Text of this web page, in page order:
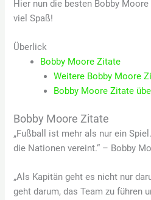
Hier nun die besten Bobby
viel Spaß!
Überlick
Bobby Moore Zitate
Weitere Bobby Moore
Bobby Moore Zitate
Bobby Moore Zitate
„Fußball ist mehr als nur ein
die Nationen vereint.“ – Bobby
„Als Kapitän geht es nicht nur
geht darum, das Team zu führen